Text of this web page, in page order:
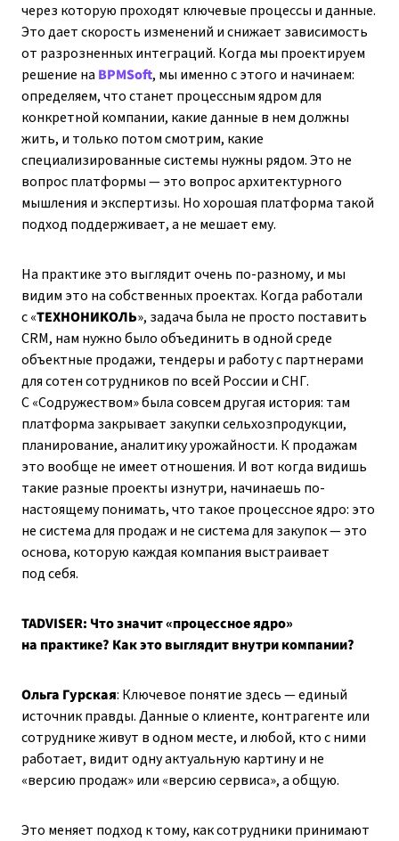
через которую проходят ключевые процессы и данные.
Это дает скорость изменений и снижает зависимость
от разрозненных интеграций. Когда мы проектируем
решение на BPMSoft, мы именно с этого и начинаем:
определяем, что станет процессным ядром для
конкретной компании, какие данные в нем должны
жить, и только потом смотрим, какие
специализированные системы нужны рядом. Это не
вопрос платформы — это вопрос архитектурного
мышления и экспертизы. Но хорошая платформа такой
подход поддерживает, а не мешает ему.
На практике это выглядит очень по-разному, и мы
видим это на собственных проектах. Когда работали
с «ТЕХНОНИКОЛЬ», задача была не просто поставить
CRM, нам нужно было объединить в одной среде
объектные продажи, тендеры и работу с партнерами
для сотен сотрудников по всей России и СНГ.
С «Содружеством» была совсем другая история: там
платформа закрывает закупки сельхозпродукции,
планирование, аналитику урожайности. К продажам
это вообще не имеет отношения. И вот когда видишь
такие разные проекты изнутри, начинаешь по-
настоящему понимать, что такое процессное ядро: это
не система для продаж и не система для закупок — это
основа, которую каждая компания выстраивает
под себя.
TADVISER: Что значит «процессное ядро»
на практике? Как это выглядит внутри компании?
Ольга Гурская: Ключевое понятие здесь — единый
источник правды. Данные о клиенте, контрагенте или
сотруднике живут в одном месте, и любой, кто с ними
работает, видит одну актуальную картину и не
«версию продаж» или «версию сервиса», а общую.
Это меняет подход к тому, как сотрудники принимают